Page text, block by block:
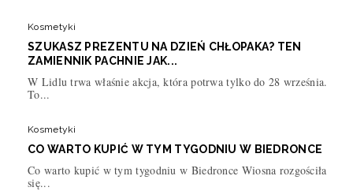
Kosmetyki
SZUKASZ PREZENTU NA DZIEŃ CHŁOPAKA? TEN
ZAMIENNIK PACHNIE JAK...
W Lidlu trwa właśnie akcja, która potrwa tylko do 28 września.
To...
Kosmetyki
CO WARTO KUPIĆ W TYM TYGODNIU W BIEDRONCE
Co warto kupić w tym tygodniu w Biedronce Wiosna rozgościła
się...